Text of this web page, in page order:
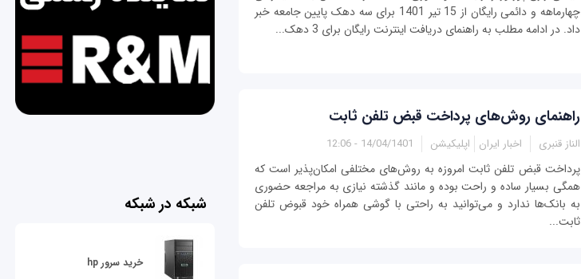
چهارماهه و دائمی رایگان از 15 تیر 1401 برای سه دهک پایین جامعه خبر
داد. در ادامه مطلب به راهنمای دریافت اینترنت رایگان برای 3 دهک...
راهنمای روش‌های پرداخت قبض تلفن ثابت
الناز قنبری اخبار ایران اپلیکیشن 14/04/1401 - 12:06
پرداخت قبض تلفن ثابت امروزه به روش‌های مختلفی امکان‌پذیر است که
همگی بسیار ساده و راحت بوده و مانند گذشته نیازی به مراجعه حضوری
به بانک‌ها ندارد و می‌توانید به راحتی با گوشی همراه خود قبوض تلفن
ثابت...
شبکه در شبکه
خرید سرور hp